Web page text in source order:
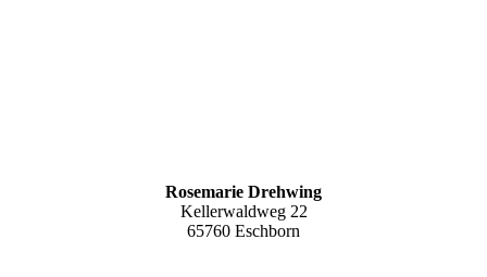
Rosemarie Drehwing
Kellerwaldweg 22
65760 Eschborn